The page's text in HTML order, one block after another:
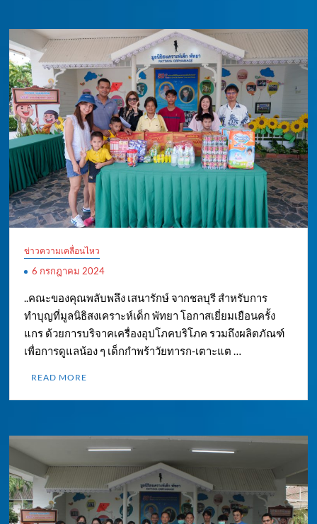
ข่าวความเคลื่อนไหว
6 กรกฎาคม 2024
..คณะของคุณพลับพลึง เสนารักษ์ จากชลบุรี สำหรับการ
ทำบุญที่มูลนิธิสงเคราะห์เด็ก พัทยา โอกาสเยี่ยมเยือนครั้ง
แกร ด้วยการบริจาคเครื่องอุปโภคบริโภค รวมถึงผลิตภัณฑ์
เพื่อการดูแลน้อง ๆ เด็กกำพร้าวัยทารก-เตาะแต …
READ MORE